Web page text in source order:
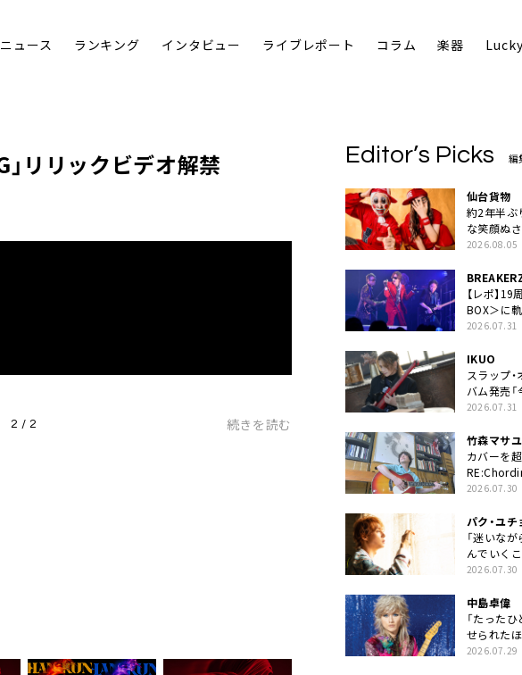
ニュース ランキング インタビュー ライブレポート コラム 楽器
」リリックビデオ解禁
2 / 2 続きを読む
Editor’s Picks 編
仙台貨物
約2年半ぶ
な笑顔ぬ
2026.08.05
【レポ】
BOX＞に
2026.07.31
IKUO
スラップ
バム発売
クトに」
2026.07.31
竹森マサ
カバーを
2026.07.30
パク・ユチ
「迷いな
んでいく
2026.07.30
中島卓偉
「たった
せられた
2026.07.29